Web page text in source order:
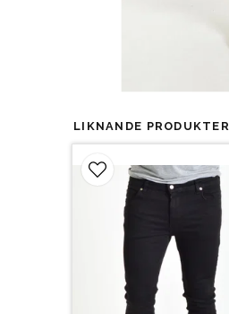
LIKNANDE PRODUKTER